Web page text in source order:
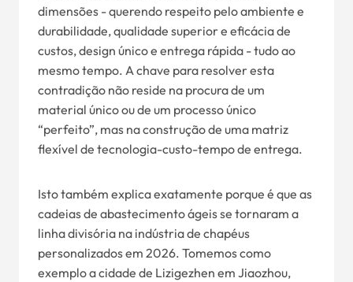
dimensões - querendo respeito pelo ambiente e
durabilidade, qualidade superior e eficácia de
custos, design único e entrega rápida - tudo ao
mesmo tempo. A chave para resolver esta
contradição não reside na procura de um
material único ou de um processo único
“perfeito”, mas na construção de uma matriz
flexível de tecnologia-custo-tempo de entrega.
Isto também explica exatamente porque é que as
cadeias de abastecimento ágeis se tornaram a
linha divisória na indústria de chapéus
personalizados em 2026. Tomemos como
exemplo a cidade de Lizigezhen em Jiaozhou,